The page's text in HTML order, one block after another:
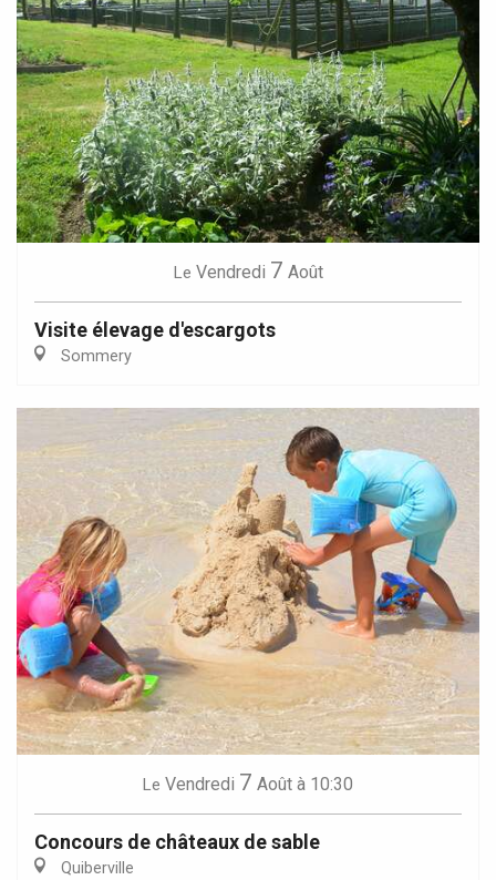
Le Vendredi 7 Août
Visite élevage d'escargots
Sommery
Le Vendredi 7 Août à 10:30
Concours de châteaux de sable
Quiberville